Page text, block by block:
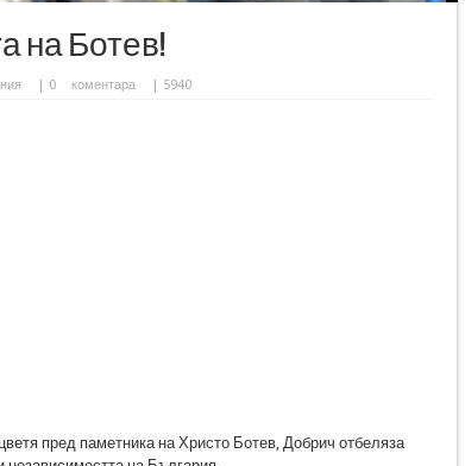
на Ботев!
| 0 коментара | 5940
пред паметника на Христо Ботев, Добрич отбеляза